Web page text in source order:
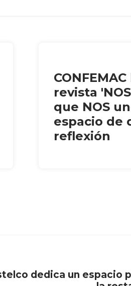
revista
que NOS
espacio de
reflexión
dedica un espacio